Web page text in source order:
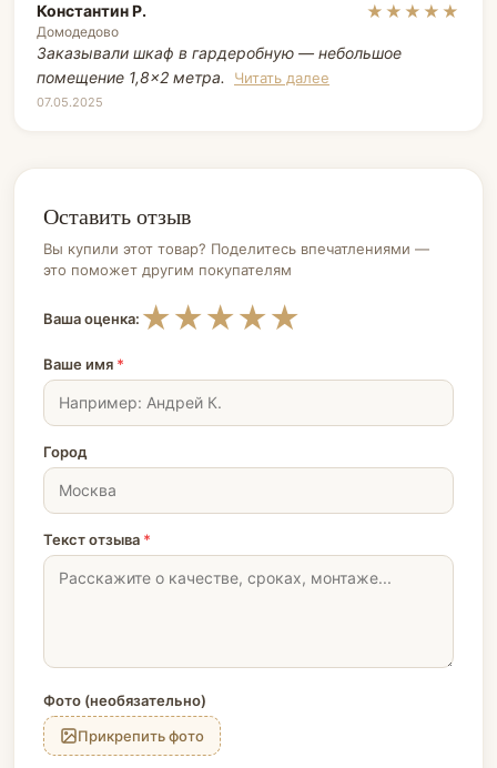
Константин Р.
Домодедово
★★★★★
Заказывали шкаф в гардеробную — небольшое
помещение 1,8×2 метра.
Читать далее
07.05.2025
Оставить отзыв
Вы купили этот товар? Поделитесь впечатлениями —
это поможет другим покупателям
Ваша оценка: ★
★
★
★
★
Ваше имя *
Город
Текст отзыва *
Фото (необязательно)
Прикрепить фото